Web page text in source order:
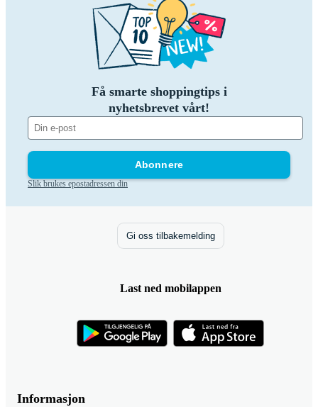
Få smarte shoppingtips i
nyhetsbrevet vårt!
Abonnere
Slik brukes epostadressen din
Informasjon
Gi oss tilbakemelding
Last ned mobilappen